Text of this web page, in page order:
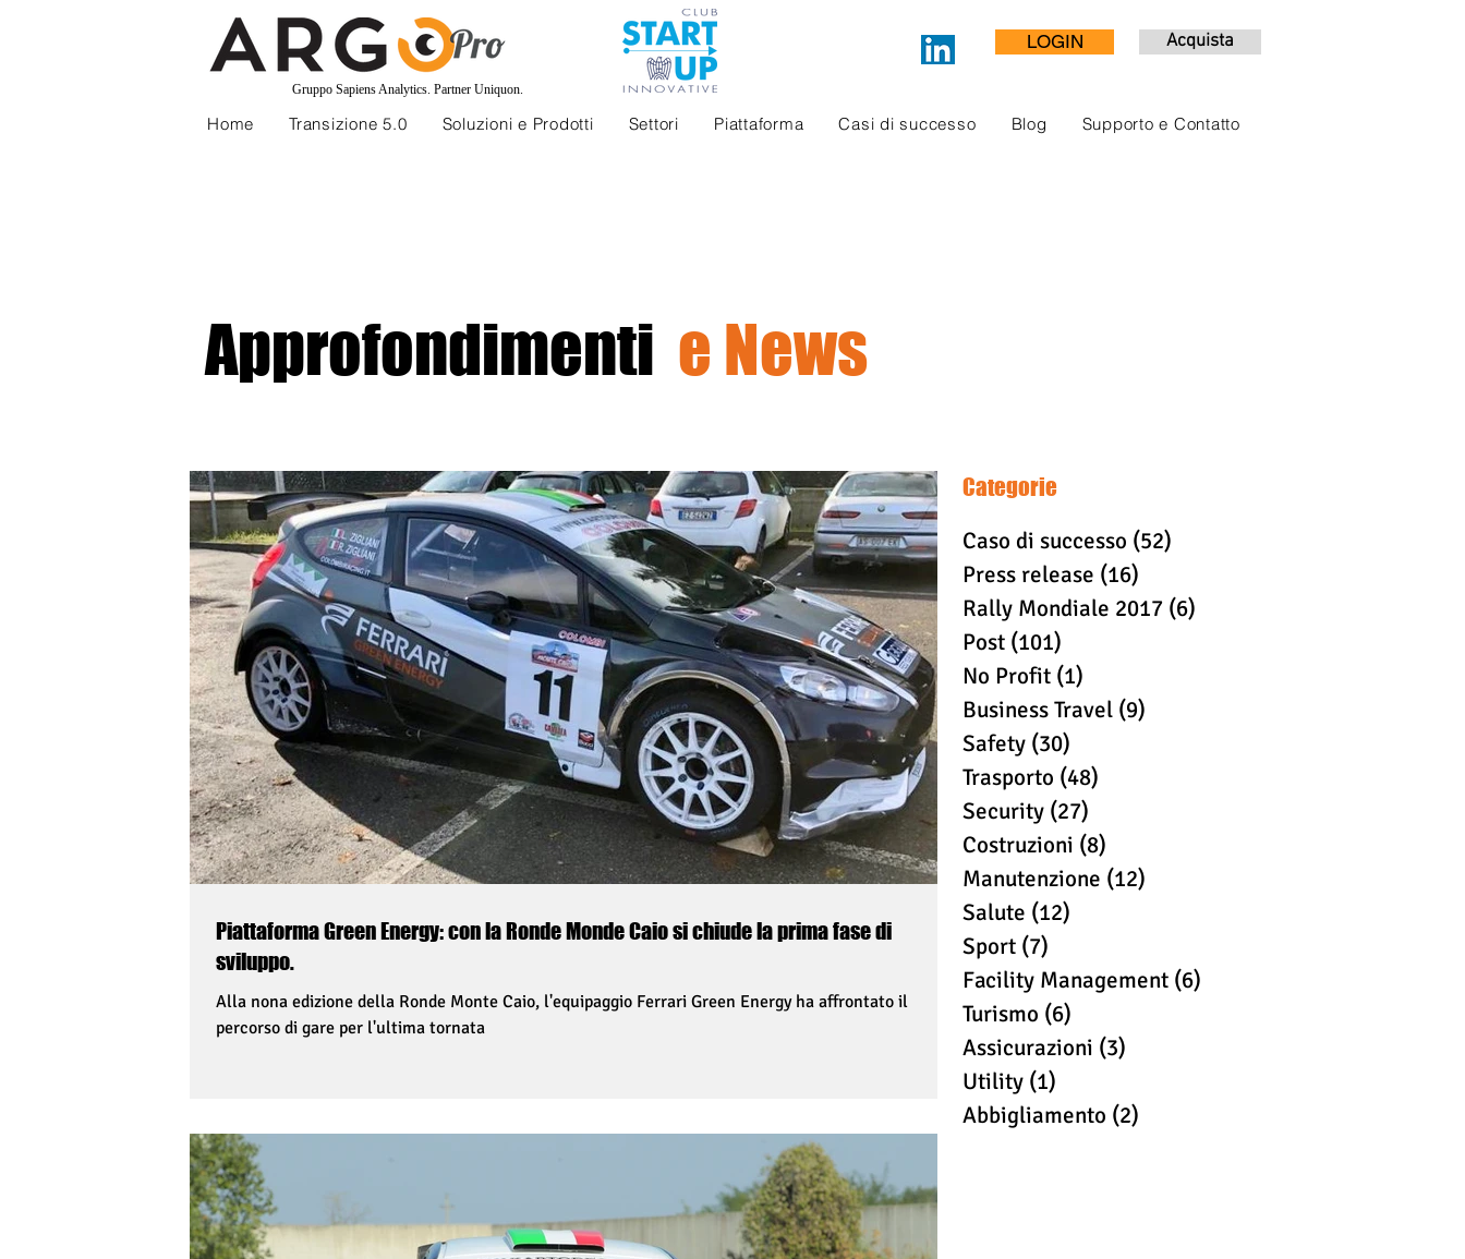
Gruppo Sapiens Analytics. Partner Uniquon.
LOGIN Acquista
Home Transizione 5.0 Soluzioni e Prodotti Settori Piattaforma Casi di successo Blog Supporto e Contatto
Approfondimenti e News
Piattaforma Green Energy: con la Ronde Monde Caio si chiude la prima fase di
sviluppo.
Alla nona edizione della Ronde Monte Caio, l'equipaggio Ferrari Green Energy ha affrontato il
percorso di gare per l'ultima tornata
Caso di successo (52)
Press release (16)
Rally Mondiale 2017 (6)
Post (101)
No Profit (1)
Business Travel (9)
Safety (30)
Trasporto (48)
Security (27)
Costruzioni (8)
Manutenzione (12)
Salute (12)
Sport (7)
Facility Management (6)
Turismo (6)
Assicurazioni (3)
Utility (1)
Abbigliamento (2)
Categorie